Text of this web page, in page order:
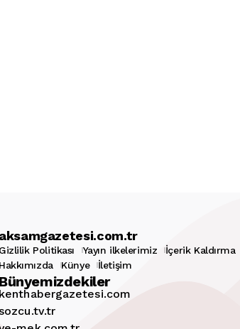
aksamgazetesi.com.tr
Gizlilik Politikası Yayın ilkelerimiz
İçerik Kaldırma
Hakkımızda
Künye İletişim
Bünyemizdekiler
kenthabergazetesi.com